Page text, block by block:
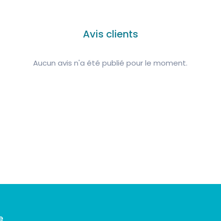
cela. Veillez à ce que ni le câble ni le bouchon de
vous assurez une installation
pas entièrement utilisé, nécessitant une terminaison
Avis clients
Aucun avis n'a été publié pour le moment.